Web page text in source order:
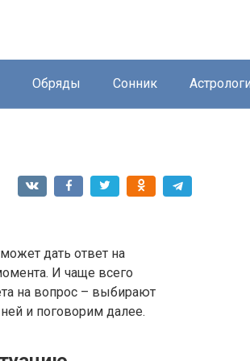
Обряды Сонник
дать ответ на
И чаще всего
на вопрос – выбирают
и поговорим далее.